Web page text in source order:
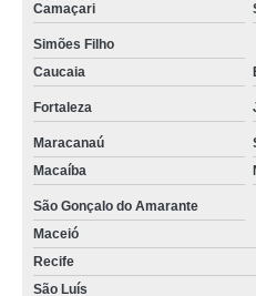
Camaçari
Simões Filho
Caucaia
Fortaleza
Maracanaú
Macaíba
São Gonçalo do Amarante
Maceió
Recife
São Luís